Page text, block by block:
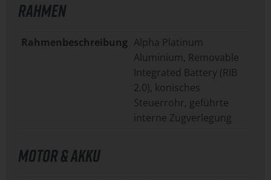
RAHMEN
Rahmenbeschreibung Alpha Platinum
Aluminium, Removable
Integrated Battery (RIB
2.0), konisches
Steuerrohr, geführte
interne Zugverlegung
MOTOR & AKKU